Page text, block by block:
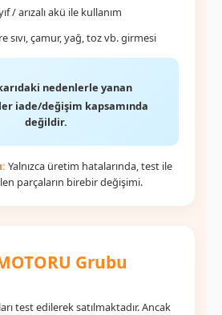
/ arızalı akü ile kullanım
sıvı, çamur, yağ, toz vb. girmesi
nedenlerle yanan
iade/değişim kapsamında
değildir.
Yalnızca üretim hatalarında, test ile
parçaların birebir değişimi.
Grubu
test edilerek satılmaktadır. Ancak